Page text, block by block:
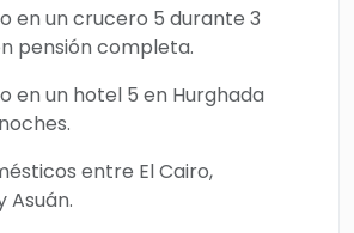
excursión de snorkel en
aventurará en el dorado
oriental para vivir
Reserva esta increíble luna
Egipto.
en un crucero 5 durante 3
pensión completa.
en un hotel 5 en Hurghada
entre El Cairo,
Asuán.